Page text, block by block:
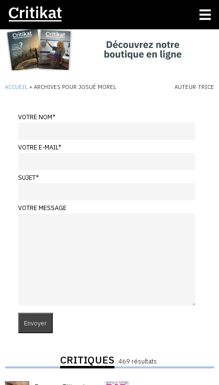
ACCUEIL » ARCHIVES POUR JOSUÉ MOREL AUTEUR·TRICE
VOTRE NOM*
VOTRE E-MAIL*
SUJET*
VOTRE MESSAGE
CRITIQUES 469 résultats